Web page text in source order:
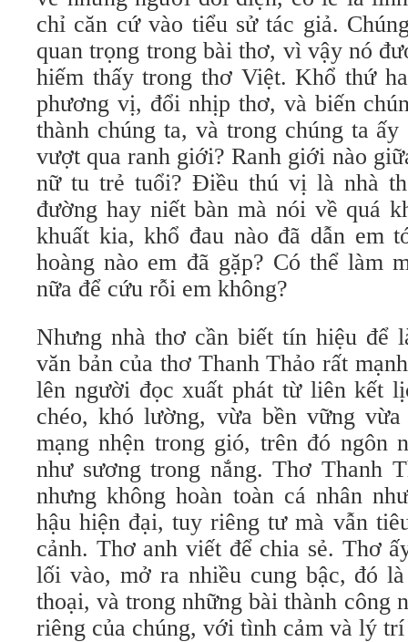
chỉ căn cứ vào tiểu sử tác giả.
quan trọng trong bài thơ, vì vậy nó
hiếm thấy trong thơ Việt. Khổ thứ
phương vị, đổi nhịp thơ, và biến
thành chúng ta, và trong chúng ta
vượt qua ranh giới? Ranh giới nào
nữ tu trẻ tuổi? Điều thú vị là nhà
đường hay niết bàn mà nói về quá
khuất kia, khổ đau nào đã dẫn em
hoàng nào em đã gặp? Có thể làm
nữa để cứu rỗi em không?
Nhưng nhà thơ cần biết tín hiệu để
văn bản của thơ Thanh Thảo rất
lên người đọc xuất phát từ liên kết
chéo, khó lường, vừa bền vững
mạng nhện trong gió, trên đó ngôn
như sương trong nắng. Thơ Thanh
nhưng không hoàn toàn cá nhân
hậu hiện đại, tuy riêng tư mà vẫn
cảnh. Thơ anh viết để chia sẻ. Thơ
lối vào, mở ra nhiều cung bậc, đó
thoại, và trong những bài thành công
riêng của chúng, với tình cảm và lý